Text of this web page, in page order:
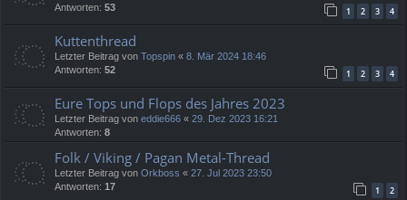
Antworten: 53 1 2 3 4
Kuttenthread
Letzter Beitrag von Topspin « 8. Mär 2024 18:46
Antworten: 52 1 2 3 4
Eure Tops und Flops des Jahres 2023
Letzter Beitrag von eddie666 « 29. Dez 2023 16:21
Antworten: 8
Folk / Viking / Pagan Metal-Thread
Letzter Beitrag von Orkboss « 27. Jul 2023 23:50
Antworten: 17 1 2